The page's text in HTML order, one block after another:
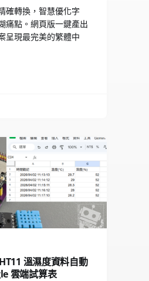
確轉換，智慧優化字
痛點。網頁版一鍵產出
呈現最完美的繁體中
溫濕度資料自動
雲端試算表